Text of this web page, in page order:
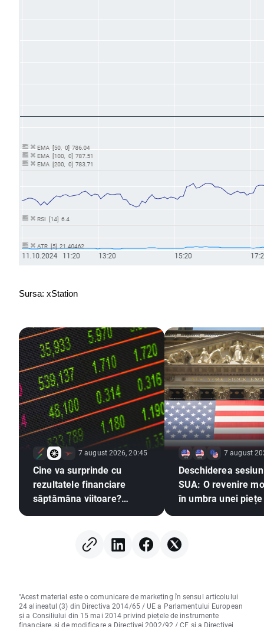
Sursa: xStation
7 august 2026, 20:45
Cine va surprinde cu
rezultatele financiare
săptămâna viitoare?
7 august
Deschiderea
SUA: O revenire
în umbra unei piețe
"Acest material este o comunicare de marketing în sensul articolului
24 alineatul (3) din Directiva 2014/65 / UE a Parlamentului European
și a Consiliului din 15 mai 2014 privind piețele de instrumente
financiare, și de modificare a Directivei 2002/92 / CE și a Directivei